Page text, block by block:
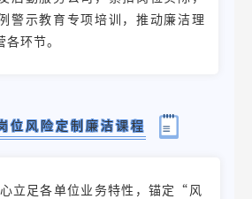
警示教育专项培训，推动廉洁理
环节。
位风险定制廉洁课程
立足各单位业务特性，锚定“风